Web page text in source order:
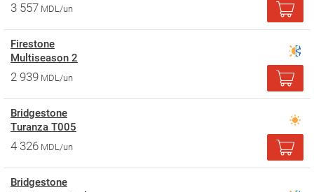
3 557 MDL/un
Firestone
Multiseason 2
2 939 MDL/un
Bridgestone
Turanza T005
4 326 MDL/un
Bridgestone